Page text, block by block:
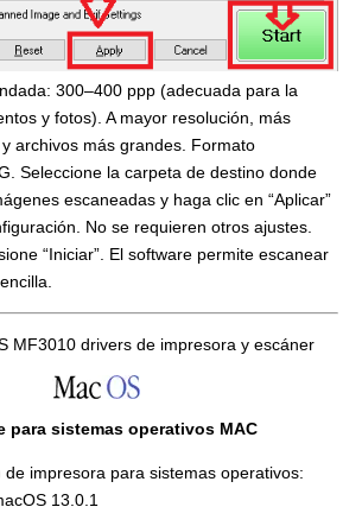
300–400 ppp (adecuada para la
y fotos). A mayor resolución, más
archivos más grandes. Formato
Seleccione la carpeta de destino donde
escaneadas y haga clic en “Aplicar”
No se requieren otros ajustes.
“Iniciar”. El software permite escanear
MF3010 drivers de impresora y escáner
para sistemas operativos MAC
impresora para sistemas operativos:
13.0.1